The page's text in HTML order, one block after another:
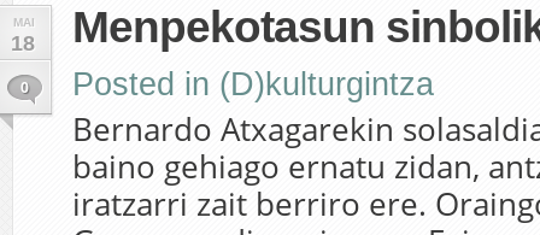
MAI
18
0
Menpekotasun
Posted in (D)kulturgintza
Bernardo Atxagarekin
baino gehiago ernatu zidan,
iratzarri zait berriro ere.